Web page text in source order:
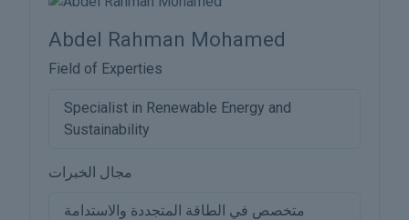
Abdel Rahman Mohamed
Field of Experties
Specialist in Renewable Energy and
Sustainability
مجال الخبرات
متخصص في الطاقة المتجددة والاستدامة